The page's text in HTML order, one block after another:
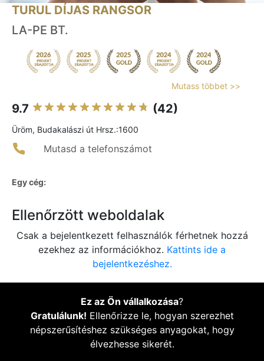
TURUL DÍJAS RANGSOR
LA-PE BT.
Mutass többet >>
9.7 (42)
Üröm, Budakalászi út Hrsz.:1600
Mutasd a telefonszámot
Egy cég:
Ellenőrzött weboldalak
Csak a bejelentkezett felhasználók férhetnek hozzá
ezekhez az információkhoz. Kattints ide a
bejelentkezéshez.
Ez az Ön vállalkozása?
Gratulálunk! Ellenőrizze le, hogyan szerezhet
népszerűsítéshez szükséges anyagokat, hogy
élvezhesse sikerét.